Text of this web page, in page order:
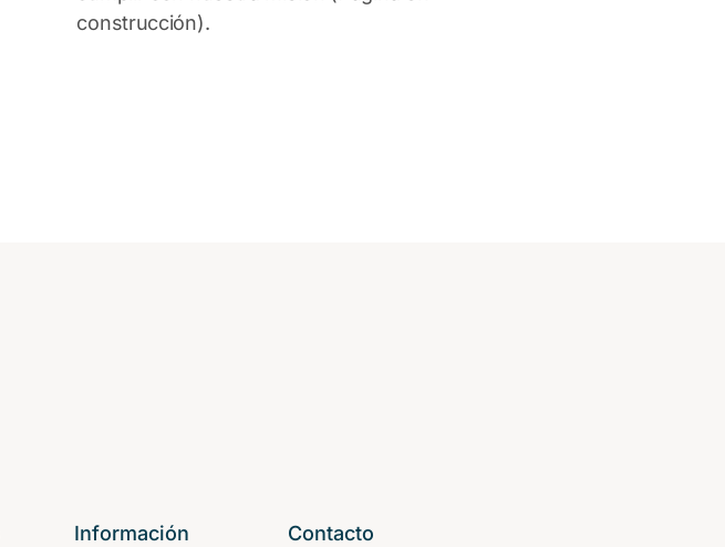
construcción).
Información Contacto